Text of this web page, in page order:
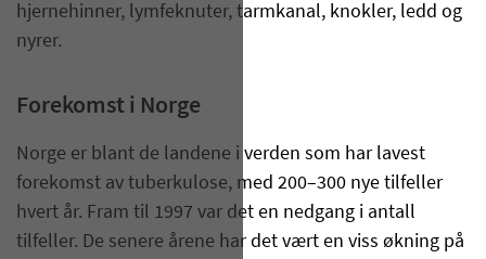
hjernehinner, lymfeknuter, tarmkanal, knokler, ledd og
nyrer.
Forekomst i Norge
Norge er blant de landene i verden som har lavest
forekomst av tuberku­lose, med 200–300 nye tilfeller
hvert år. Fram til 1997 var det en nedgang i antall
tilfeller. De senere årene har det vært en viss økning på